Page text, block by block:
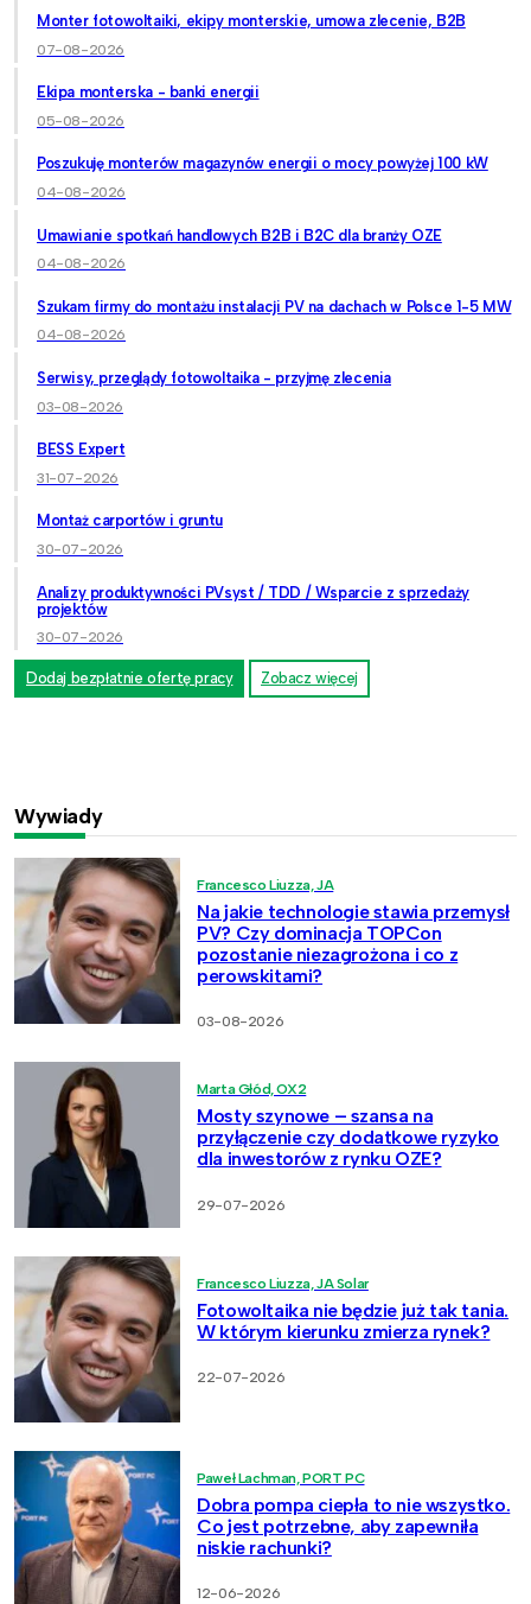
Monter fotowoltaiki, ekipy monterskie, umowa zlecenie, B2B
07-08-2026
Ekipa monterska - banki energii
05-08-2026
Poszukuję monterów magazynów energii o mocy powyżej 100 kW
04-08-2026
Umawianie spotkań handlowych B2B i B2C dla branży OZE
04-08-2026
Szukam firmy do montażu instalacji PV na dachach w Polsce 1-5 MW
04-08-2026
Serwisy, przeglądy fotowoltaika - przyjmę zlecenia
03-08-2026
BESS Expert
31-07-2026
Montaż carportów i gruntu
30-07-2026
Analizy produktywności PVsyst / TDD / Wsparcie z sprzedaży
projektów
30-07-2026
Dodaj bezpłatnie ofertę pracy Zobacz więcej
Wywiady
Francesco Liuzza, JA
Na jakie technologie stawia przemysł
PV? Czy dominacja TOPCon
pozostanie niezagrożona i co z
perowskitami?
03-08-2026
Marta Głód, OX2
Mosty szynowe – szansa na
przyłączenie czy dodatkowe ryzyko
dla inwestorów z rynku OZE?
29-07-2026
Francesco Liuzza, JA Solar
Fotowoltaika nie będzie już tak tania.
W którym kierunku zmierza rynek?
22-07-2026
Paweł Lachman, PORT PC
Dobra pompa ciepła to nie wszystko.
Co jest potrzebne, aby zapewniła
niskie rachunki?
12-06-2026